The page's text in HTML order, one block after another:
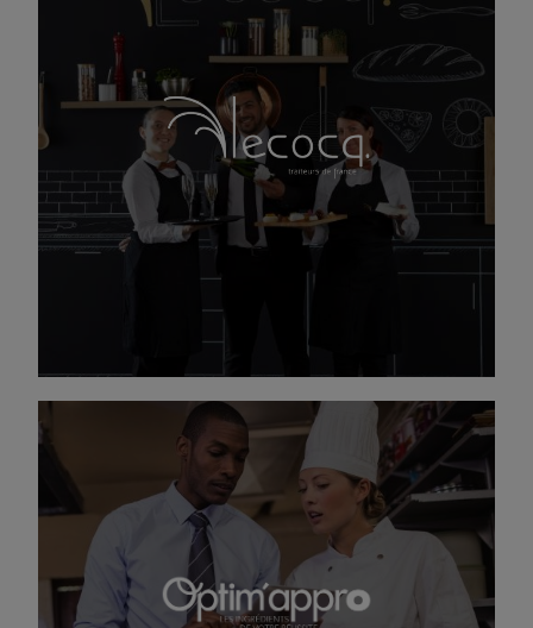
Créateur de Goûts
Traiteur depuis 1966, nous signons une cuisine
authentique qui inspire.
Nos Chefs passionnés créent des recettes à
partir de produits frais et de proximité avec
pour souhait de partager entre autres le goût de
notre belle région.
DÉCOUVREZ LECOCQ TRAITEUR
Solution pour restaurants autogérés
Optim’Appro est une solution sur-mesure pour
les sites de restauration en auto-gestion qui
souhaitent rester indépendants.